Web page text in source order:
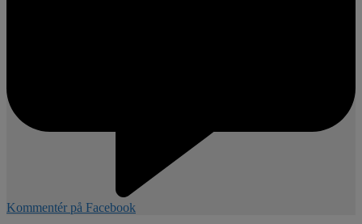
Kommentér på Facebook